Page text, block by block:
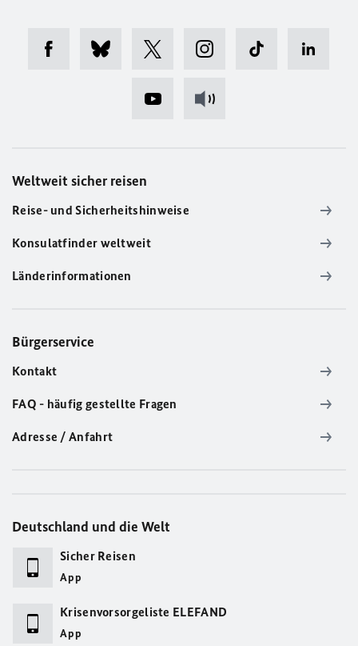
Weltweit sicher reisen
Reise- und Sicherheitshinweise
Konsulatfinder weltweit
Länderinformationen
Bürgerservice
Kontakt
FAQ - häufig gestellte Fragen
Adresse / Anfahrt
Deutschland und die Welt
Sicher Reisen
App
Krisenvorsorgeliste ELEFAND
App